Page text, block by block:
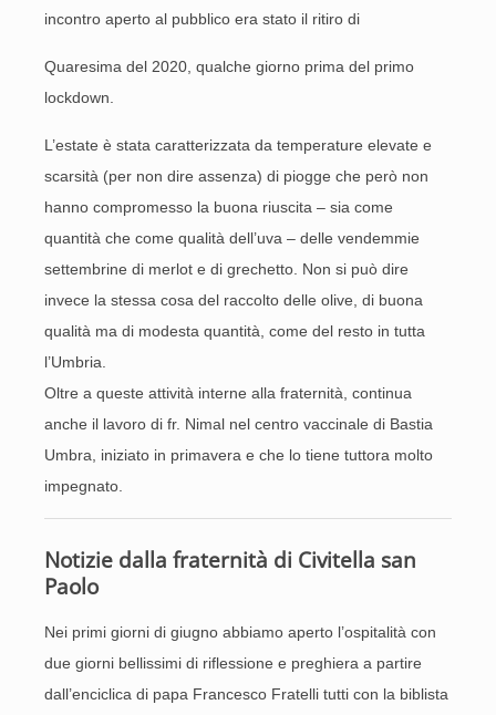
incontro aperto al pubblico era stato il ritiro di
Quaresima del 2020, qualche giorno prima del primo
lockdown.
L’estate è stata caratterizzata da temperature elevate e
scarsità (per non dire assenza) di piogge che però non
hanno compromesso la buona riuscita – sia come
quantità che come qualità dell’uva – delle vendemmie
settembrine di merlot e di grechetto. Non si può dire
invece la stessa cosa del raccolto delle olive, di buona
qualità ma di modesta quantità, come del resto in tutta
l’Umbria.
Oltre a queste attività interne alla fraternità, continua
anche il lavoro di fr. Nimal nel centro vaccinale di Bastia
Umbra, iniziato in primavera e che lo tiene tuttora molto
impegnato.
Notizie dalla fraternità di Civitella san
Paolo
Nei primi giorni di giugno abbiamo aperto l’ospitalità con
due giorni bellissimi di riflessione e preghiera a partire
dall’enciclica di papa Francesco Fratelli tutti con la biblista